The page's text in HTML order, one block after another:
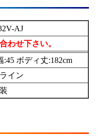
AJ
わせ下さい。
:45 ボディ丈:182cm
イン